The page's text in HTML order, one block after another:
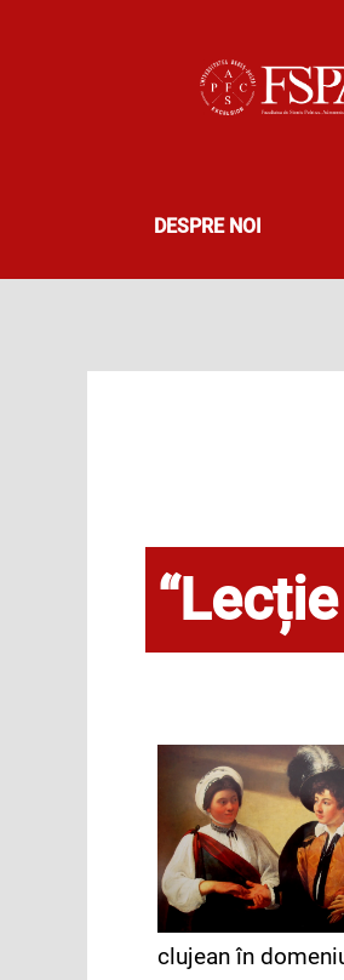
DESPRE NOI
clujean în